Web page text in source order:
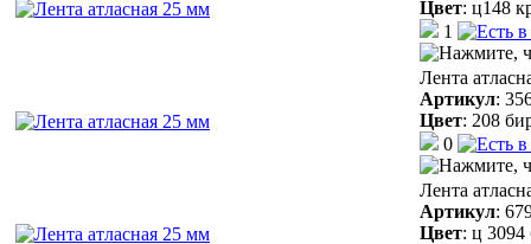
Цвет: ц148
1
Лента
Артикул:
Цвет: 208
0
Лента
Артикул:
Цвет: ц 3094